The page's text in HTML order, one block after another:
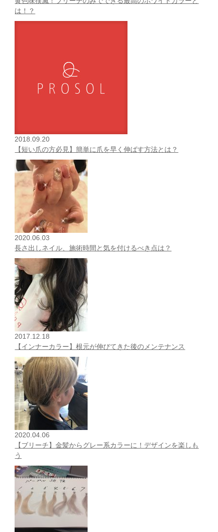
は！？
2018.09.20
【短い爪の方必見】簡単に爪を早く伸ばす方法とは？
2020.06.03
長さ出しネイル、施術時間と気を付けるべき点は？
2017.12.18
【インナーカラー】根元が伸びてきた後のメンテナンス
2020.04.06
【ブリーチ】金髪からグレー系カラーに！デザインを楽しも
う